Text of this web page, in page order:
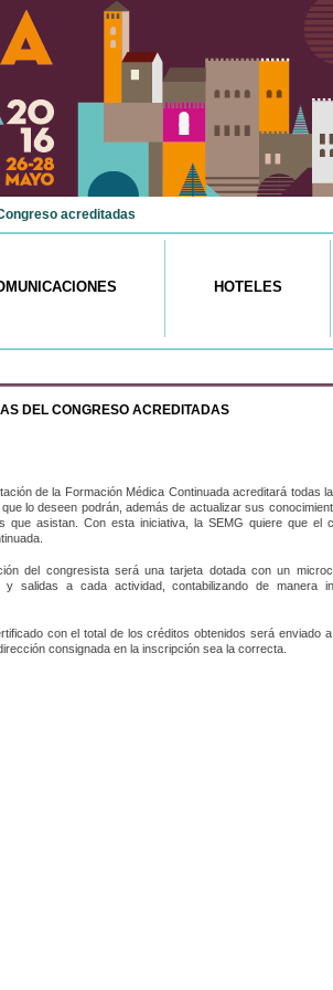
acreditadas
HOTELES
DEL CONGRESO ACREDITADAS
de la Formación Médica Continuada acreditará todas
lo deseen podrán, además de actualizar sus
que asistan. Con esta iniciativa, la SEMG quiere que el
del congresista será una tarjeta dotada con un
salidas a cada actividad, contabilizando de manera
con el total de los créditos obtenidos será enviado
consignada en la inscripción sea la correcta.